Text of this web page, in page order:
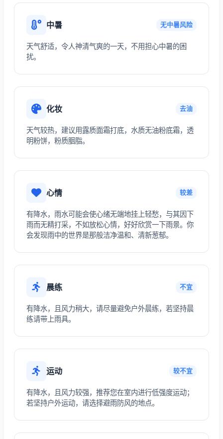
中暑 无中暑风险
天气舒适，令人神清气爽的一天，不用担心中暑的困
扰。
化妆 去油
天气较热，建议用露质面霜打底，水质无油粉底霜，透
明粉饼，粉质胭脂。
心情 较差
有降水，雨水可能会使心绪无端地挂上轻愁，与其因下
雨而无精打采，不如放松心情，好好欣赏一下雨景。你
会发现雨中的世界是那般洁净温和、清新葱郁。
晨练 不宜
有降水，且风力稍大，请尽量避免户外晨练，若坚持晨
练请带上雨具。
运动 较不宜
有降水，且风力较强，推荐您在室内进行低强度运动；
若坚持户外运动，请选择避雨防风的地点。